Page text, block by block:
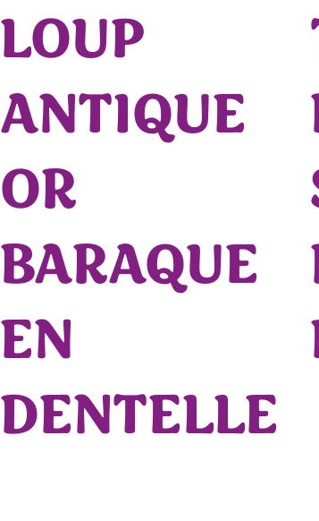
LOUP
ANTIQUE
OR
BARAQUE
EN
DENTELLE